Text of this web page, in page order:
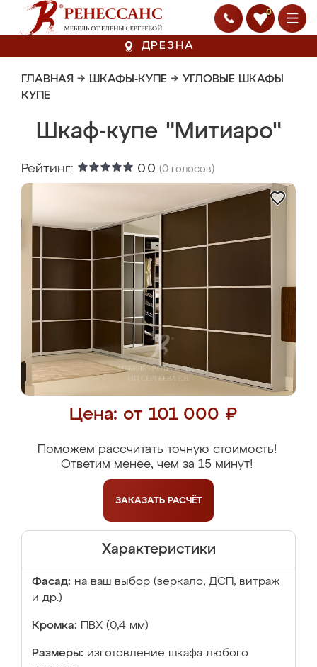
0
ДРЕЗНА
ГЛАВНАЯ → ШКАФЫ-КУПЕ → УГЛОВЫЕ ШКАФЫ
КУПЕ
Шкаф-купе "Митиаро"
Рейтинг: 0.0 (0 голосов)
Цена: от 101 000 ₽
Поможем рассчитать точную стоимость!
Ответим менее, чем за 15 минут!
ЗАКАЗАТЬ РАСЧЁТ
Характеристики
Фасад: на ваш выбор (зеркало, ДСП, витраж
и др.)
Кромка: ПВХ (0,4 мм)
Размеры: изготовление шкафа любого